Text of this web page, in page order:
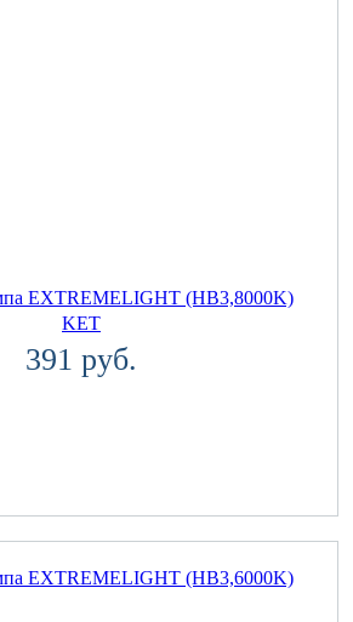
EXTREMELIGHT (HB3,8000K)
KET
391 руб.